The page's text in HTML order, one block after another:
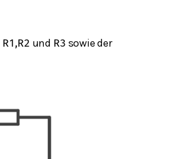
R1 ,R2 und R3 sowie der